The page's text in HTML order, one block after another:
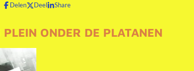
Delen Deel Share
ONDER DE PLATANEN